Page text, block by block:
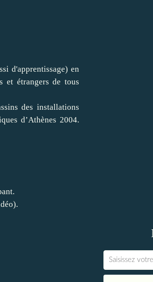
d'apprentissage) en
et étrangers de tous
des installations
d’Athènes 2004.